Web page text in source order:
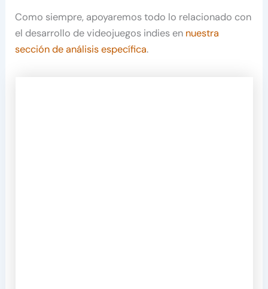
Como siempre, apoyaremos todo lo relacionado con
el desarrollo de videojuegos indies en nuestra
sección de análisis específica.